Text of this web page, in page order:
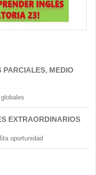
MEDIO
EXTRAORDINARIOS
oportunidad